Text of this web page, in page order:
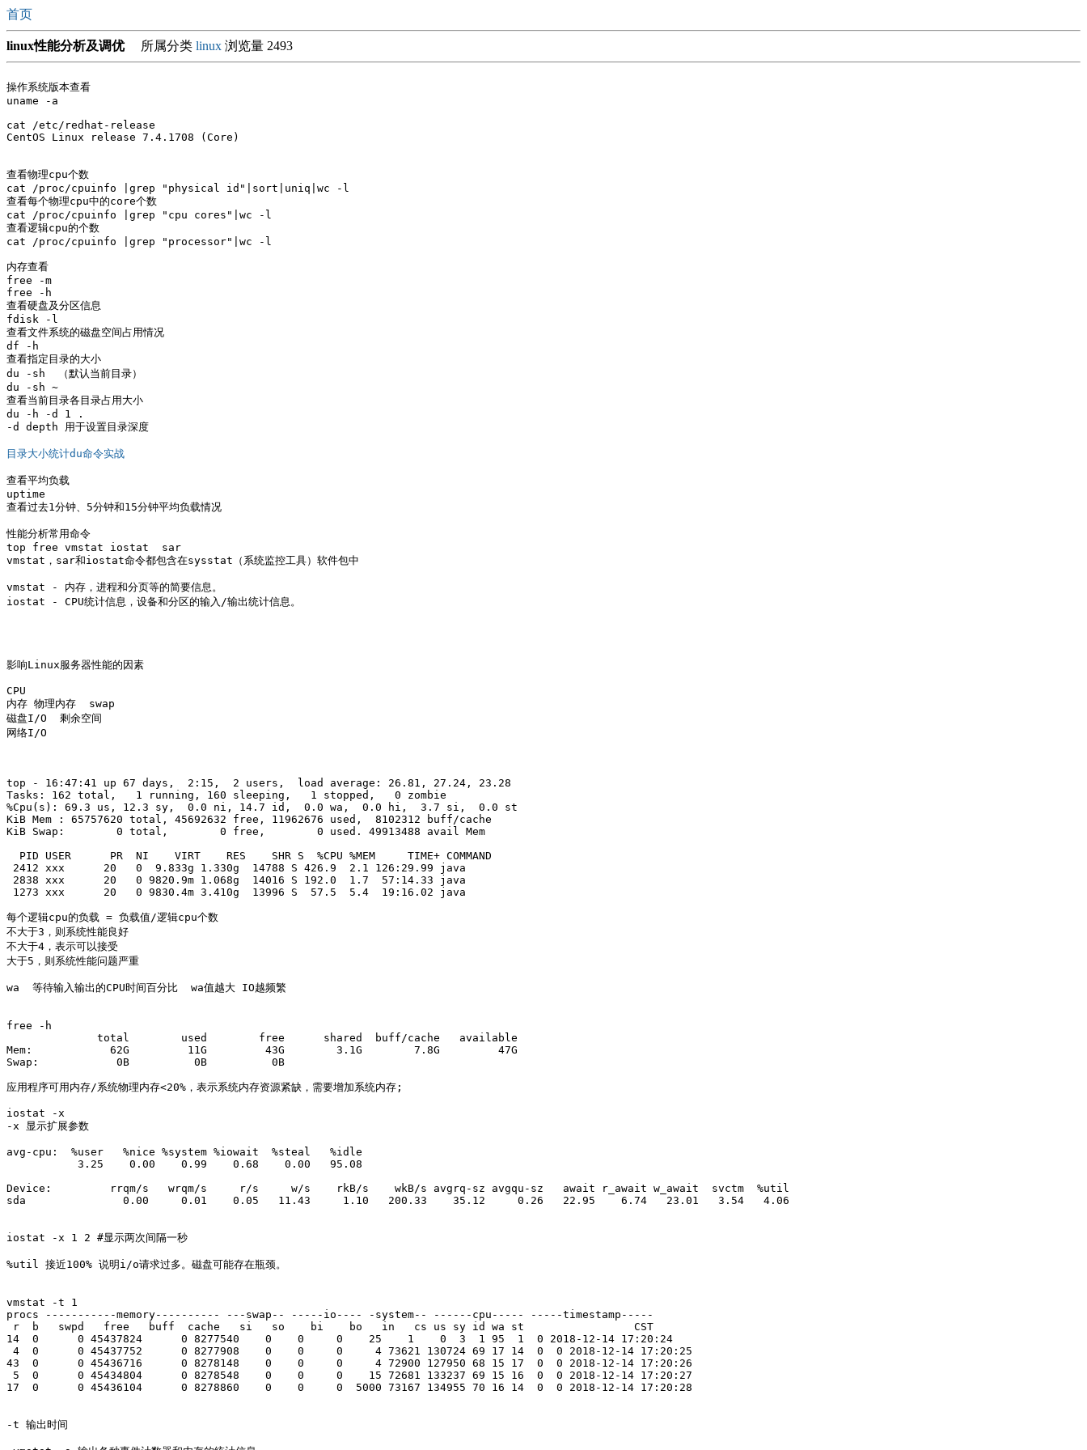
首页
linux性能分析及调优所属分类 linux 浏览量 2493
操作系统版本查看
uname -a
cat /etc/redhat-release
CentOS Linux release 7.4.1708 (Core)
查看物理cpu个数
cat /proc/cpuinfo |grep "physical id"|sort|uniq|wc -l
查看每个物理cpu中的core个数
cat /proc/cpuinfo |grep "cpu cores"|wc -l
查看逻辑cpu的个数
cat /proc/cpuinfo |grep "processor"|wc -l
内存查看
free -m
free -h
查看硬盘及分区信息
fdisk -l
查看文件系统的磁盘空间占用情况
df -h
查看指定目录的大小
du -sh  （默认当前目录）
du -sh ~
查看当前目录各目录占用大小
du -h -d 1 .
-d depth 用于设置目录深度
目录大小统计du命令实战
查看平均负载
uptime
查看过去1分钟、5分钟和15分钟平均负载情况
性能分析常用命令
top free vmstat iostat  sar
vmstat，sar和iostat命令都包含在sysstat（系统监控工具）软件包中
vmstat - 内存，进程和分页等的简要信息。
iostat - CPU统计信息，设备和分区的输入/输出统计信息。
影响Linux服务器性能的因素
CPU
内存 物理内存  swap
磁盘I/O  剩余空间
网络I/O
top - 16:47:41 up 67 days,  2:15,  2 users,  load average: 26.81, 27.24, 23.28
Tasks: 162 total,   1 running, 160 sleeping,   1 stopped,   0 zombie
%Cpu(s): 69.3 us, 12.3 sy,  0.0 ni, 14.7 id,  0.0 wa,  0.0 hi,  3.7 si,  0.0 st
KiB Mem : 65757620 total, 45692632 free, 11962676 used,  8102312 buff/cache
KiB Swap:        0 total,        0 free,        0 used. 49913488 avail Mem
  PID USER      PR  NI    VIRT    RES    SHR S  %CPU %MEM     TIME+ COMMAND
2412 xxx      20   0  9.833g 1.330g  14788 S 426.9  2.1 126:29.99 java
2838 xxx      20   0 9820.9m 1.068g  14016 S 192.0  1.7  57:14.33 java
1273 xxx      20   0 9830.4m 3.410g  13996 S  57.5  5.4  19:16.02 java
每个逻辑cpu的负载 = 负载值/逻辑cpu个数
不大于3，则系统性能良好
不大于4，表示可以接受
大于5，则系统性能问题严重
wa  等待输入输出的CPU时间百分比  wa值越大 IO越频繁
free -h
              total        used        free      shared  buff/cache   available
Mem:            62G         11G         43G        3.1G        7.8G         47G
Swap:            0B          0B          0B
应用程序可用内存/系统物理内存<20%，表示系统内存资源紧缺，需要增加系统内存;
iostat -x
-x 显示扩展参数
avg-cpu:  %user   %nice %system %iowait  %steal   %idle
           3.25    0.00    0.99    0.68    0.00   95.08
Device:         rrqm/s   wrqm/s     r/s     w/s    rkB/s    wkB/s avgrq-sz avgqu-sz   await r_await w_await  svctm  %util
sda               0.00     0.01    0.05   11.43     1.10   200.33    35.12     0.26   22.95    6.74   23.01   3.54   4.06
iostat -x 1 2 #显示两次间隔一秒
%util 接近100% 说明i/o请求过多。磁盘可能存在瓶颈。
vmstat -t 1
procs -----------memory---------- ---swap-- -----io---- -system-- ------cpu----- -----timestamp-----
r  b   swpd   free   buff  cache   si   so    bi    bo   in   cs us sy id wa st                 CST
14  0      0 45437824      0 8277540    0    0     0    25    1    0  3  1 95  1  0 2018-12-14 17:20:24
4  0      0 45437752      0 8277908    0    0     0     4 73621 130724 69 17 14  0  0 2018-12-14 17:20:25
43  0      0 45436716      0 8278148    0    0     0     4 72900 127950 68 15 17  0  0 2018-12-14 17:20:26
5  0      0 45434804      0 8278548    0    0     0    15 72681 133237 69 15 16  0  0 2018-12-14 17:20:27
17  0      0 45436104      0 8278860    0    0     0  5000 73167 134955 70 16 14  0  0 2018-12-14 17:20:28
-t 输出时间